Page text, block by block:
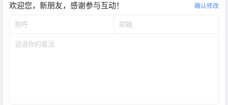
欢迎您，新朋友，感谢参与互动！ 确认修改